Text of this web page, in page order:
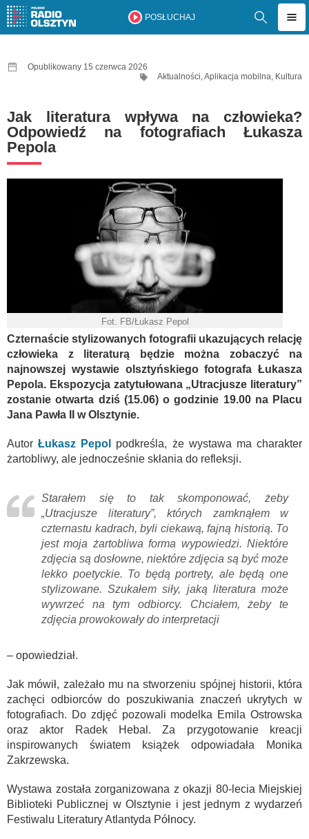
POSŁUCHAJ
Opublikowany 15 czerwca 2026
Aktualności,Aplikacja mobilna, Kultura
Jak literatura wpływa na człowieka?
Odpowiedź na fotografiach Łukasza
Pepola
Fot. FB/Łukasz Pepol
Czternaście stylizowanych fotografii ukazujących relację
człowieka z literaturą będzie można zobaczyć na
najnowszej wystawie olsztyńskiego fotografa Łukasza
Pepola. Ekspozycja zatytułowana „Utracjusze literatury”
zostanie otwarta dziś (15.06) o godzinie 19.00 na Placu
Jana Pawła II w Olsztynie.
AutorŁukasz Pepol
podkreśla, że wystawa ma charakter
żartobliwy, ale jednocześnie skłania do refleksji.
Starałem się to tak skomponować, żeby
„Utracjusze literatury”, których zamknąłem w
czternastu kadrach, byli ciekawą, fajną historią. To
jest moja żartobliwa forma wypowiedzi. Niektóre
zdjęcia są dosłowne, niektóre zdjęcia są być może
lekko poetyckie. To będą portrety, ale będą one
stylizowane. Szukałem siły, jaką literatura może
wywrzeć na tym odbiorcy. Chciałem, żeby te
zdjęcia prowokowały do interpretacji
– opowiedział.
Jak mówił, zależało mu na stworzeniu spójnej historii, która
zachęci odbiorców do poszukiwania znaczeń ukrytych w
fotografiach. Do zdjęć pozowali modelka Emila Ostrowska
oraz aktor Radek Hebal. Za przygotowanie kreacji
inspirowanych światem książek odpowiadała Monika
Zakrzewska.
Wystawa została zorganizowana z okazji 80-lecia Miejskiej
Biblioteki Publicznej w Olsztynie i jest jednym z wydarzeń
Festiwalu Literatury Atlantyda Północy.